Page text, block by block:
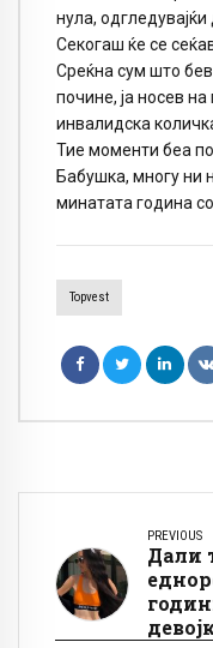
нула,
Секогаш ќе се
Среќна сум што
почине, ја носев
инвалидска
Тие моменти беа
Бабушка, многу ни
минатата година
Topvest
PREVIOUS
Дали